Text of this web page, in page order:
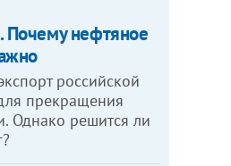
Почему нефтяное
российской
прекращения
Однако решится ли